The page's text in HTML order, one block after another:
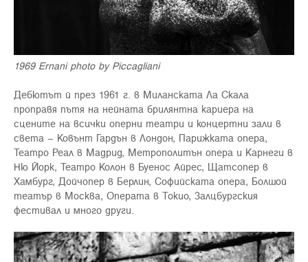
1969 Ernani photo by Piccagliani
Дебютът й през 1961 г. в Миланската Ла Скала
проправя пътя на нейната брилянтна кариера на
сцените на всички оперни театри и концертни зали в
света – Ковънт Гардън в Лондон, Парижката опера,
Театро Реал в Мадрид, Метрополитън опера и Карнеги в
Ню Йорк, Театро Колон в Буенос Айрес, Щатсопер в
Хамбург, Дойчопер в Берлин, Софийската опера, Болшой
театър в Москва, Операта в Токио, Залцбургския
фестивал и много други.